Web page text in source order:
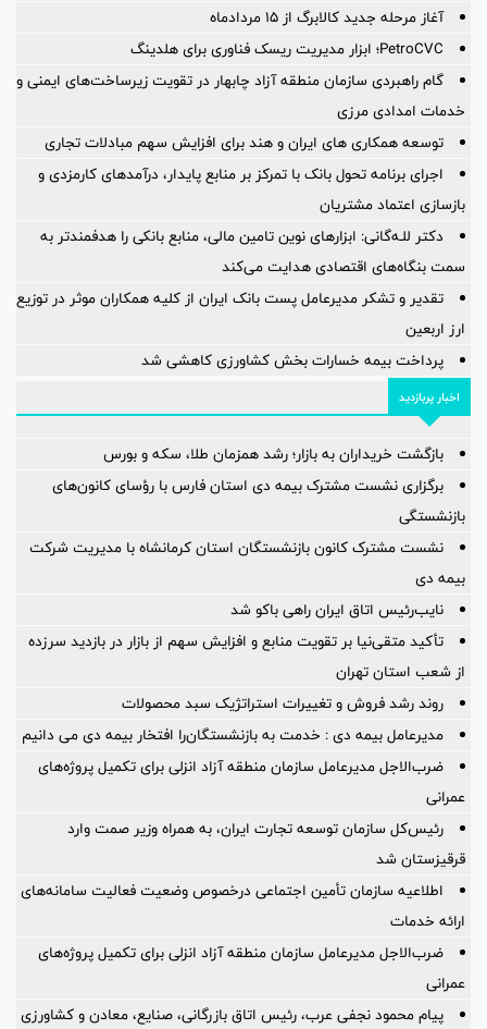
آغاز مرحله جدید کالابرگ از ۱۵ مردادماه
PetroCVC؛ ابزار مدیریت ریسک فناوری برای هلدینگ
گام راهبردی سازمان منطقه آزاد چابهار در تقویت زیرساخت‌های ایمنی و
خدمات امدادی مرزی
توسعه همکاری های ایران و هند برای افزایش سهم مبادلات تجاری
اجرای برنامه تحول بانک با تمرکز بر منابع پایدار، درآمدهای کارمزدی و
بازسازی اعتماد مشتریان
دکتر للـه‌گانی: ابزارهای نوین تامین مالی، منابع بانکی را هدفمندتر به
سمت بنگاه‌های اقتصادی هدایت می‌کند
تقدیر و تشکر مدیرعامل پست بانک ایران از کلیه همکاران موثر در توزیع
ارز اربعین
پرداخت بیمه خسارات بخش کشاورزی کاهشی شد
اخبار پربازدید
بازگشت خریداران به بازار؛ رشد همزمان طلا، سکه و بورس
برگزاری نشست مشترک بیمه دی استان فارس با رؤسای کانون‌های
بازنشستگی
نشست مشترک کانون بازنشستگان استان کرمانشاه با مدیریت شرکت
بیمه دی
نایب‌رئیس اتاق ایران راهی باکو شد
تأکید متقی‌نیا بر تقویت منابع و افزایش سهم از بازار در بازدید سرزده
از شعب استان تهران
روند رشد فروش و تغییرات استراتژیک سبد محصولات
مدیرعامل بیمه دی : خدمت به بازنشستگان‌را افتخار بیمه دی می دانیم
ضرب‌الاجل مدیرعامل سازمان منطقه آزاد انزلی برای تكمیل پروژه‌های
عمرانی
رئیس‌کل سازمان توسعه تجارت ایران، به همراه وزیر صمت وارد
قرقیزستان شد
اطلاعیه سازمان تأمین اجتماعی درخصوص وضعیت فعالیت سامانه‌های
ارائه خدمات
ضرب‌الاجل مدیرعامل سازمان منطقه آزاد انزلی برای تكمیل پروژه‌های
عمرانی
پیام محمود نجفی عرب، رئیس اتاق بازرگانی، صنایع، معادن و کشاورزی